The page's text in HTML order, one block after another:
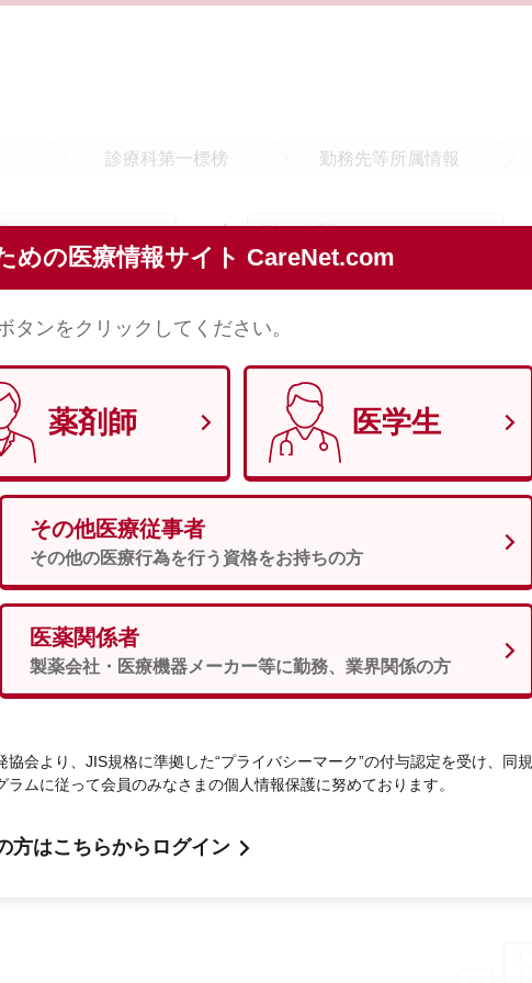
めの医療情報サイト CareNet.com
タンをクリックしてください。
薬剤師 医学生
その他医療従事者
その他の医療行為を行う資格をお持ちの方
医薬関係者
製薬会社・医療機器メーカー等に勤務、業界関係の方
会より、JIS規格に準拠した“プライバシーマーク”の付与認定を受け、同規
ムに従って会員のみなさまの個人情報保護に努めております。
方はこちらからログイン
診療科第一標榜 勤務先等 所属情報
名
してください。
メイ
で入力してください。
字で入力してください。 （例）1970年1月29日 → 19700129
女性
次へ